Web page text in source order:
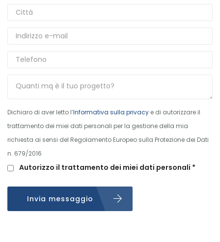
Dichiaro di aver letto l’Informativa sulla privacy e di autorizzare il
trattamento dei miei dati personali per la gestione della mia
richiesta ai sensi del Regolamento Europeo sulla Protezione dei Dati
n. 679/2016
Autorizzo il trattamento dei miei dati personali *
Invia messaggio